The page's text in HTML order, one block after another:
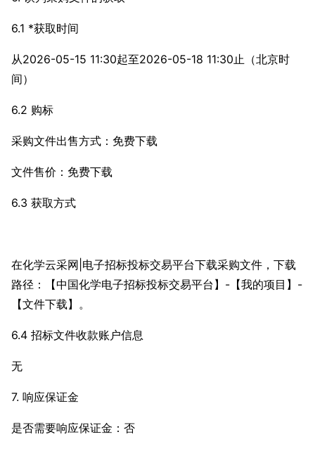
6.1 *获取时间
从2026-05-15 11:30起至2026-05-18 11:30止（北京时
间）
6.2 购标
采购文件出售方式：免费下载
文件售价：免费下载
6.3 获取方式
在化学云采网|电子招标投标交易平台下载采购文件，下载
路径：【中国化学电子招标投标交易平台】-【我的项目】-
【文件下载】。
6.4 招标文件收款账户信息
无
7. 响应保证金
是否需要响应保证金：否